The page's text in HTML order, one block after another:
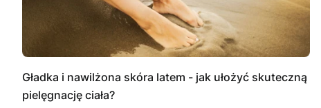
Gładka i nawilżona skóra latem - jak ułożyć skuteczną
pielęgnację ciała?